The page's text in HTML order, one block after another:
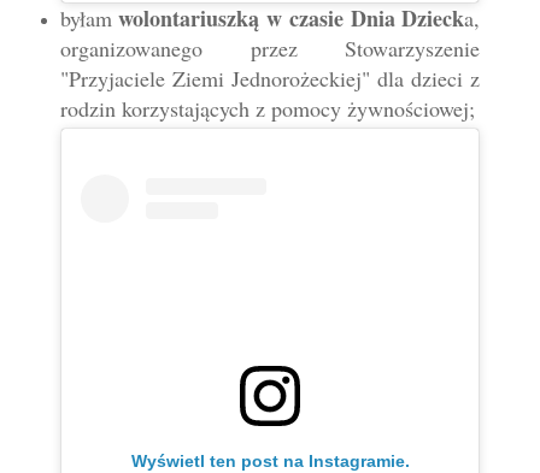
byłamwolontariuszką w czasie Dnia Dziecka,
organizowanego przez Stowarzyszenie
"Przyjaciele Ziemi Jednorożeckiej" dla dzieci z
rodzin korzystających z pomocy żywnościowej;
Wyświetl ten post na Instagramie.